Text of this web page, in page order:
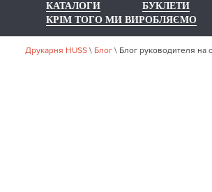
КАТАЛОГИ БУКЛЕТИ
КРІМ ТОГО МИ ВИРОБЛЯЄМО
Друкарня HUSS \ Блог \ Блог руководителя на